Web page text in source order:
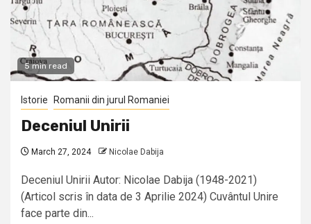
5 min read
Istorie Romanii din jurul Romaniei
Deceniul Unirii
March 27, 2024 Nicolae Dabija
Deceniul Unirii Autor: Nicolae Dabija (1948-2021)
(Articol scris în data de 3 Aprilie 2024) Cuvântul Unire
face parte din...